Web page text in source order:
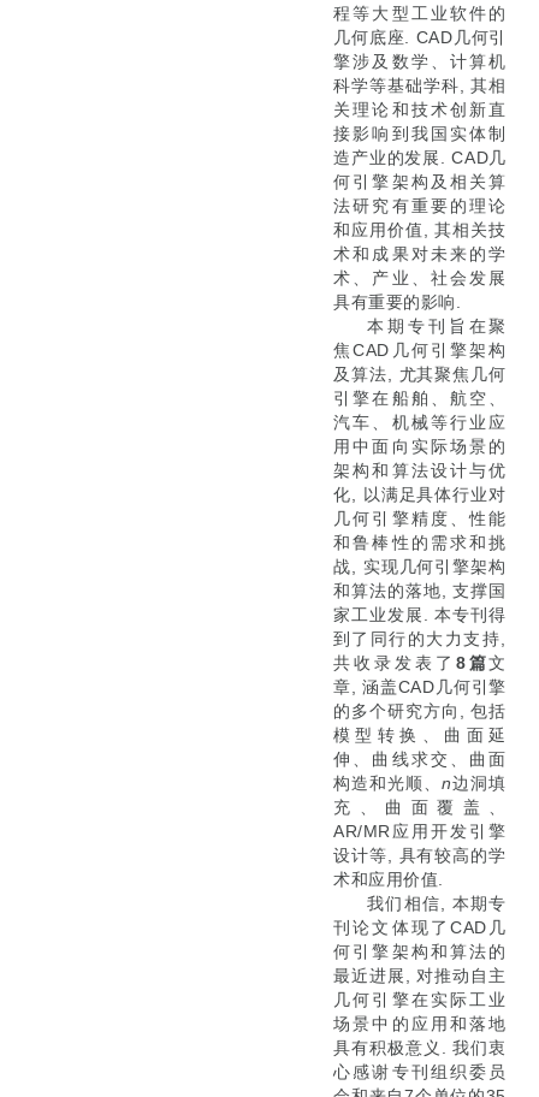
程等大型工业软件的
几何底座. CAD几何引
擎涉及数学、计算机
科学等基础学科, 其相
关理论和技术创新直
接影响到我国实体制
造产业的发展. CAD几
何引擎架构及相关算
法研究有重要的理论
和应用价值, 其相关技
术和成果对未来的学
术、产业、社会发展
具有重要的影响.
本期专刊旨在聚
焦CAD几何引擎架构
及算法, 尤其聚焦几何
引擎在船舶、航空、
汽车、机械等行业应
用中面向实际场景的
架构和算法设计与优
化, 以满足具体行业对
几何引擎精度、性能
和鲁棒性的需求和挑
战, 实现几何引擎架构
和算法的落地, 支撑国
家工业发展. 本专刊得
到了同行的大力支持,
共收录发表了 8篇文
章, 涵盖CAD几何引擎
的多个研究方向, 包括
模型转换、曲面延
伸、曲线求交、曲面
构造和光顺、n边洞填
充、曲面覆盖、
AR/MR应用开发引擎
设计等, 具有较高的学
术和应用价值.
我们相信, 本期专
刊论文体现了CAD几
何引擎架构和算法的
最近进展, 对推动自主
几何引擎在实际工业
场景中的应用和落地
具有积极意义. 我们衷
心感谢专刊组织委员